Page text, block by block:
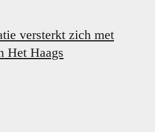
versterkt zich met
Het Haags